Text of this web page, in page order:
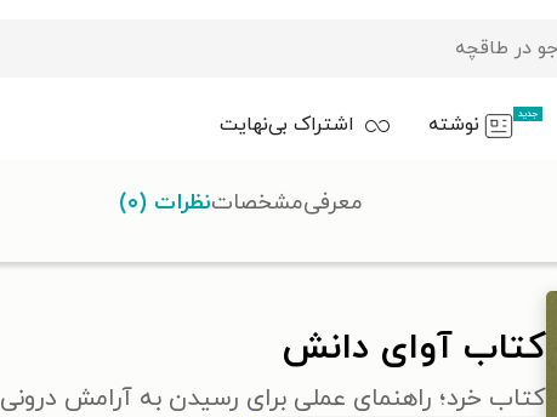
جدید نوشته اشتراک بی‌نهایت
کتاب آوای دانش
کتاب خرد؛ راهنمای عملی برای رسیدن به آرامش درونی
معرفیمشخصاتنظرات (۰)